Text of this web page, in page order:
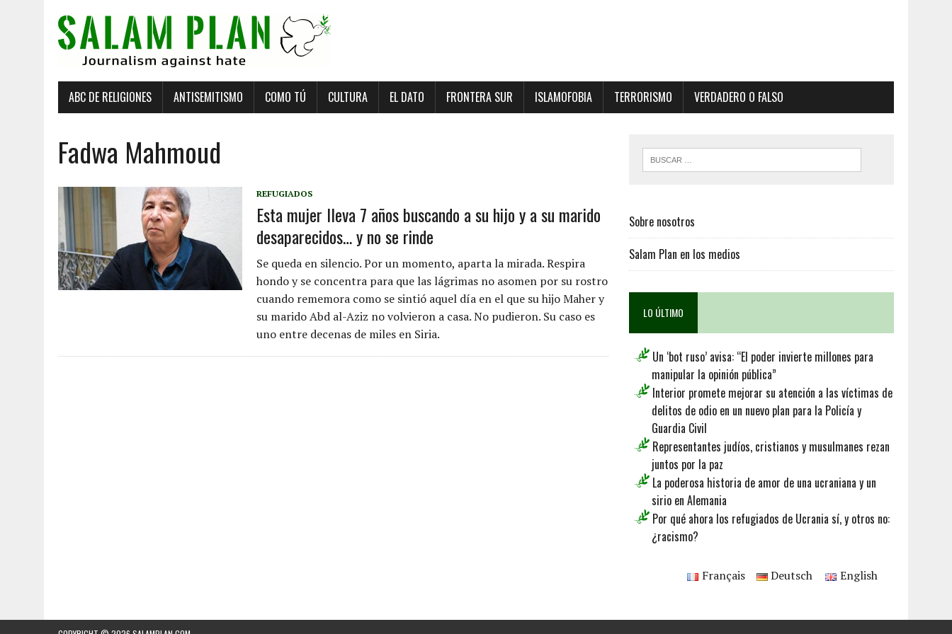
ABC DE RELIGIONES ANTISEMITISMO COMO TÚ CULTURA EL DATO FRONTERA SUR ISLAMOFOBIA TERRORISMO VERDADERO O FALSO
Fadwa Mahmoud
REFUGIADOS
Esta mujer lleva 7 años buscando a su hijo y a su marido
desaparecidos… y no se rinde
Se queda en silencio. Por un momento, aparta la mirada. Respira
hondo y se concentra para que las lágrimas no asomen por su rostro
cuando rememora como se sintió aquel día en el que su hijo Maher y
su marido Abd al-Aziz no volvieron a casa. No pudieron. Su caso es
uno entre decenas de miles en Siria.
Sobre nosotros
Salam Plan en los medios
LO ÚLTIMO
Un ‘bot ruso’ avisa: “El poder invierte millones para
manipular la opinión pública”
Interior promete mejorar su atención a las víctimas de
delitos de odio en un nuevo plan para la Policía y
Guardia Civil
Representantes judíos, cristianos y musulmanes rezan
juntos por la paz
La poderosa historia de amor de una ucraniana y un
sirio en Alemania
Por qué ahora los refugiados de Ucrania sí, y otros no:
¿racismo?
English
Deutsch
Français